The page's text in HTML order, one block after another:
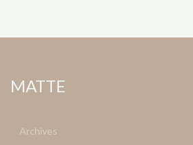
MATTE
Archives